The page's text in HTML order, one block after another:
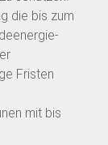
die bis zum
Fristen
mit bis